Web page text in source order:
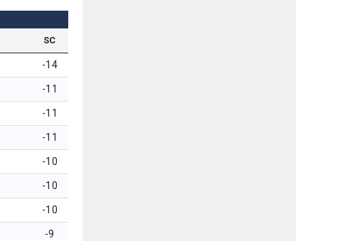
SC
-14
-11
-11
-11
-10
-10
-10
-9